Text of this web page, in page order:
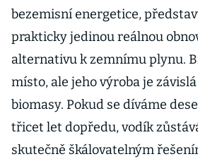
bezemisní energetice,
prakticky jedinou reálnou
alternativu k zemnímu plynu.
místo, ale jeho výroba je
biomasy. Pokud se díváme
třicet let dopředu, vodík
skutečně škálovatelným